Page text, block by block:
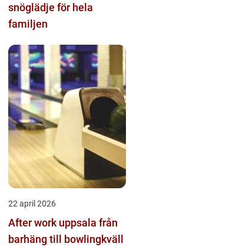
snöglädje för hela
familjen
22 april 2026
After work uppsala från
barhäng till bowlingkväll